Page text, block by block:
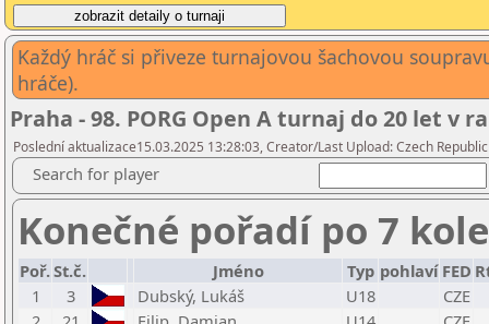
Každý hráč si přiveze turnajovou šachovou
hráče).
Praha - 98. PORG Open A turnaj do 20 let v
Poslední aktualizace15.03.2025 13:28:03, Creator/Last Upload: Czech
Search for player
Konečné pořadí po 7
Poř.St.č. Jméno Typ pohlaví FED
1
3 Dubský, Lukáš U18
CZE